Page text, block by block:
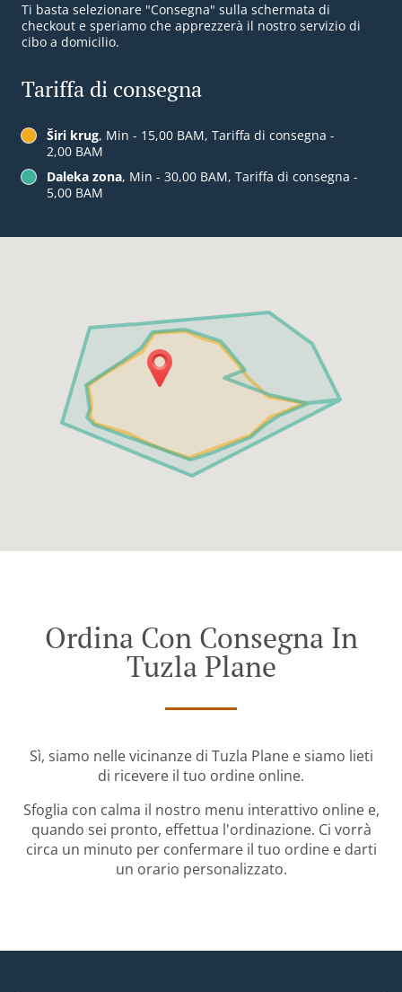
Ti basta selezionare "Consegna" sulla schermata di
checkout e speriamo che apprezzerà il nostro servizio di
cibo a domicilio.
Tariffa di consegna
Širi krug, Min - 15,00 BAM, Tariffa di consegna -
2,00 BAM
Daleka zona, Min - 30,00 BAM, Tariffa di consegna -
5,00 BAM
Ordina Con Consegna In
Tuzla Plane
Sì, siamo nelle vicinanze di Tuzla Plane e siamo lieti
di ricevere il tuo ordine online.
Sfoglia con calma il nostro menu interattivo online e,
quando sei pronto, effettua l'ordinazione. Ci vorrà
circa un minuto per confermare il tuo ordine e darti
un orario personalizzato.